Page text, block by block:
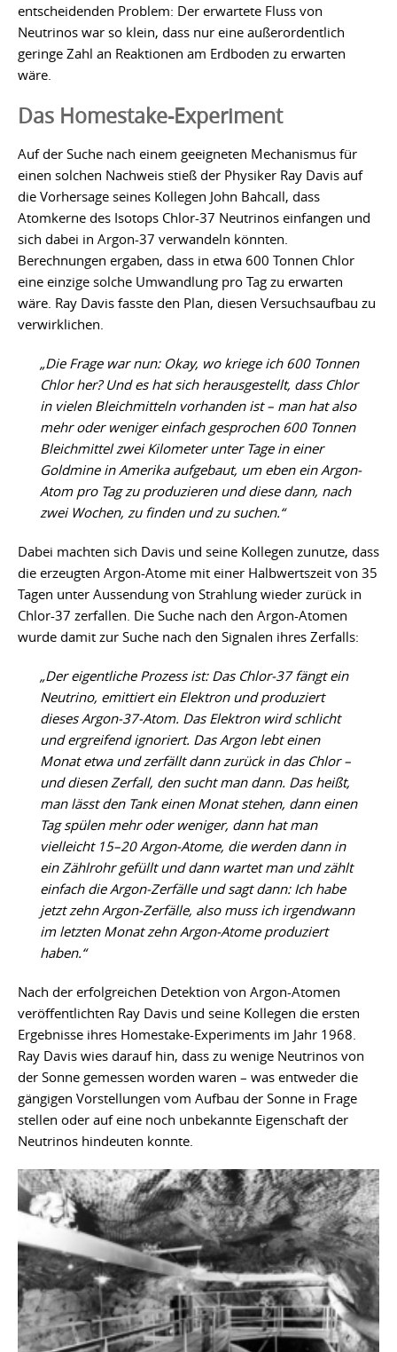
entscheidenden Problem: Der erwartete Fluss von
Neutrinos war so klein, dass nur eine außerordentlich
geringe Zahl an Reaktionen am Erdboden zu erwarten
wäre.
Das Homestake-Experiment
Auf der Suche nach einem geeigneten Mechanismus für
einen solchen Nachweis stieß der Physiker Ray Davis auf
die Vorhersage seines Kollegen John Bahcall, dass
Atomkerne des Isotops Chlor-37 Neutrinos einfangen und
sich dabei in Argon-37 verwandeln könnten.
Berechnungen ergaben, dass in etwa 600 Tonnen Chlor
eine einzige solche Umwandlung pro Tag zu erwarten
wäre. Ray Davis fasste den Plan, diesen Versuchsaufbau zu
verwirklichen.
„Die Frage war nun: Okay, wo kriege ich 600 Tonnen
Chlor her? Und es hat sich herausgestellt, dass Chlor
in vielen Bleichmitteln vorhanden ist – man hat also
mehr oder weniger einfach gesprochen 600 Tonnen
Bleichmittel zwei Kilometer unter Tage in einer
Goldmine in Amerika aufgebaut, um eben ein Argon-
Atom pro Tag zu produzieren und diese dann, nach
zwei Wochen, zu finden und zu suchen.“
Dabei machten sich Davis und seine Kollegen zunutze, dass
die erzeugten Argon-Atome mit einer Halbwertszeit von 35
Tagen unter Aussendung von Strahlung wieder zurück in
Chlor-37 zerfallen. Die Suche nach den Argon-Atomen
wurde damit zur Suche nach den Signalen ihres Zerfalls:
„Der eigentliche Prozess ist: Das Chlor-37 fängt ein
Neutrino, emittiert ein Elektron und produziert
dieses Argon-37-Atom. Das Elektron wird schlicht
und ergreifend ignoriert. Das Argon lebt einen
Monat etwa und zerfällt dann zurück in das Chlor –
und diesen Zerfall, den sucht man dann. Das heißt,
man lässt den Tank einen Monat stehen, dann einen
Tag spülen mehr oder weniger, dann hat man
vielleicht 15–20 Argon-Atome, die werden dann in
ein Zählrohr gefüllt und dann wartet man und zählt
einfach die Argon-Zerfälle und sagt dann: Ich habe
jetzt zehn Argon-Zerfälle, also muss ich irgendwann
im letzten Monat zehn Argon-Atome produziert
haben.“
Nach der erfolgreichen Detektion von Argon-Atomen
veröffentlichten Ray Davis und seine Kollegen die ersten
Ergebnisse ihres Homestake-Experiments im Jahr 1968.
Ray Davis wies darauf hin, dass zu wenige Neutrinos von
der Sonne gemessen worden waren – was entweder die
gängigen Vorstellungen vom Aufbau der Sonne in Frage
stellen oder auf eine noch unbekannte Eigenschaft der
Neutrinos hindeuten konnte.